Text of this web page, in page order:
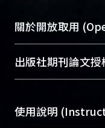
成果。
To permanently
profiles and
services of
Sciences Library)
關於開放取用
開放取用是從使
動，應用在學術
用逐年攀升。同
出版社期刊論文
含部分內容的
使用說明